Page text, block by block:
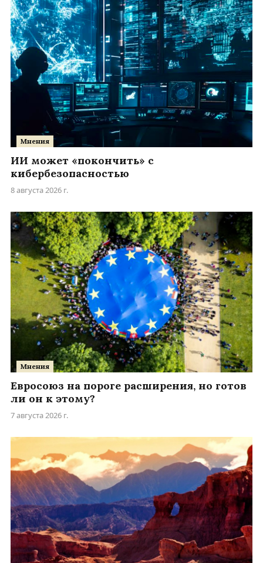
Мнения
ИИ может «покончить» с
кибербезопасностью
8 августа 2026 г.
Мнения
Евросоюз на пороге расширения, но готов
ли он к этому?
7 августа 2026 г.